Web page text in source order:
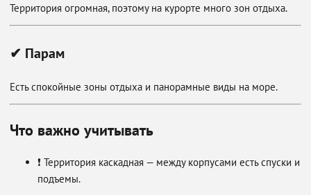
Территория огромная, поэтому на курорте много зон отдыха.
✔ Парам
Есть спокойные зоны отдыха и панорамные виды на море.
Что важно учитывать
❗ Территория каскадная — между корпусами есть спуски и
подъемы.